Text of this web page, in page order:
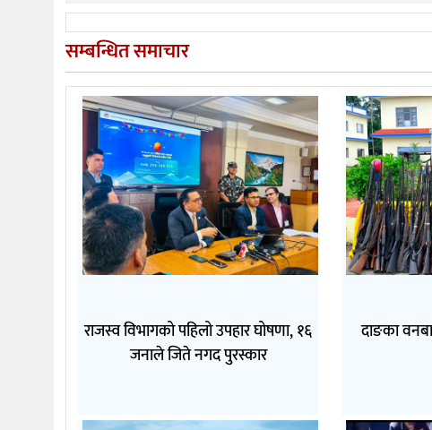
सम्बन्धित समाचार
राजस्व विभागको पहिलो उपहार घोषणा, १६
जनाले जिते नगद पुरस्कार
दाङका